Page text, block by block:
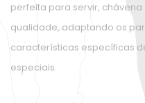
perfeita para servir,
qualidade, adaptando os
características específicas
especiais.